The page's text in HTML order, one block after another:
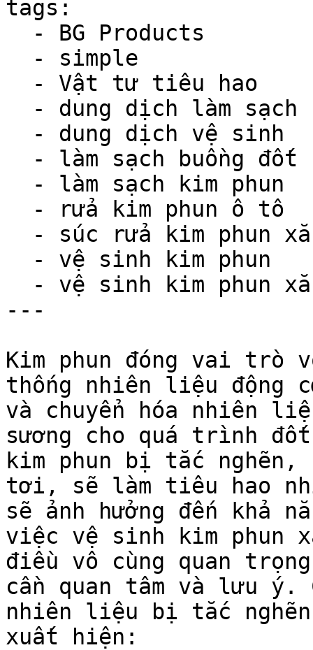
tags:
---
Kim phun đóng vai trò
thống nhiên liệu động
và chuyển hóa nhiên
sương cho quá trình
kim phun bị tắc nghẽn,
tơi, sẽ làm tiêu hao
sẽ ảnh hưởng đến khả
việc vệ sinh kim phun
điều vô cùng quan
cần quan tâm và lưu ý.
nhiên liệu bị tắc
xuất hiện: